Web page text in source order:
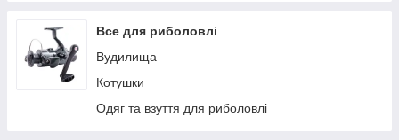
Тюбінг
Страхувальні жилети
Човники ΩMega
Лодки Grif boat
Все для риболовлі
Вудилища
Котушки
Одяг та взуття для риболовлі